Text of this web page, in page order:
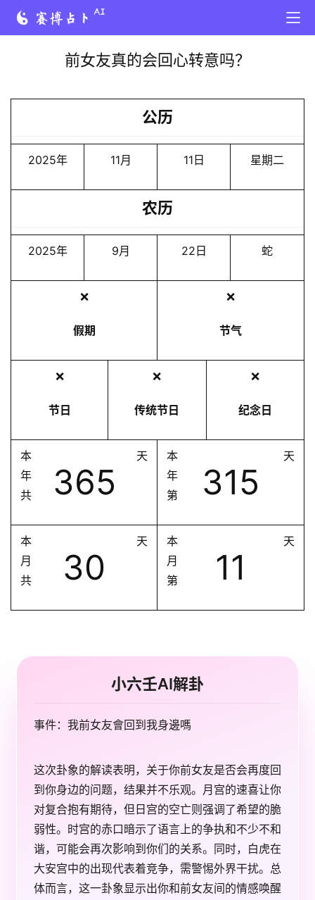
前女友真的会回心转意吗？
公历
2025年 11月 11日 星期二
农历
2025年 9月 22日 蛇
❌
假期
❌
节气
❌
节日
❌
传统节日
❌
纪念日
本
年
共
365
天
本
年
第
315
天
本
月
共
30
天
本
月
第
11
天
小六壬AI解卦
事件：我前女友會回到我身邊嗎
这次卦象的解读表明，关于你前女友是否会再度回
到你身边的问题，结果并不乐观。月宫的速喜让你
对复合抱有期待，但日宫的空亡则强调了希望的脆
弱性。时宫的赤口暗示了语言上的争执和不少不和
谐，可能会再次影响到你们的关系。同时，白虎在
大安宫中的出现代表着竞争，需警惕外界干扰。总
体而言，这一卦象显示出你和前女友间的情感唤醒